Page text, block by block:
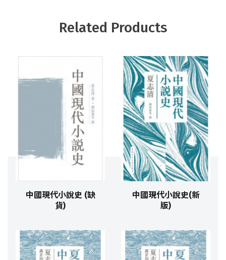
Related Products
中國現代小說史 (缺
貨)
中國現代小說史(新
版)